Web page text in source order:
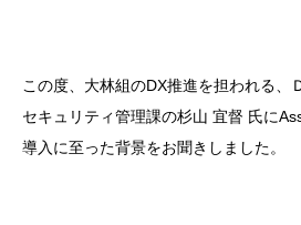
この度、大林組のDX推進を担われる、
セキュリティ管理課の杉山 宜督 氏に
導入に至った背景をお聞きしました。